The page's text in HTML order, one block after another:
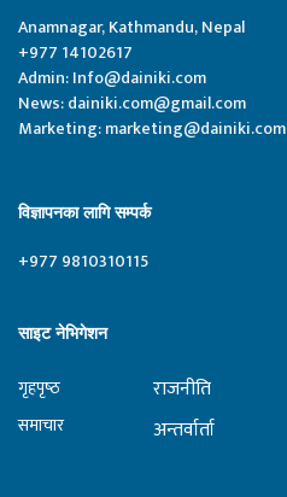
Anamnagar, Kathmandu, Nepal
+977 14102617
Admin:Info@dainiki.com
News:dainiki.com@gmail.com
Marketing:marketing@dainiki.com
विज्ञापनका लागि सम्पर्क
+977 9810310115
साइट नेभिगेशन
गृहपृष्‍ठ
समाचार
राजनीति
अन्तर्वार्ता